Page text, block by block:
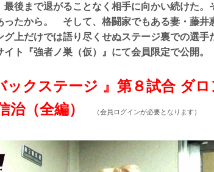
後まで退がることなく相手に向かい続けた。
ったから。 そして、格闘家でもある妻・藤井
グ上だけでは語り尽くせぬステージ裏での選手
ト『強者ノ巣（仮）』にて会員限定で公開。
ックステージ 』第８試合 ダ
治（全編）
（会員ログインが必要となります）